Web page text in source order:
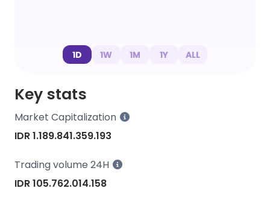
1D 1W 1M 1Y ALL
Key stats
Market Capitalization
IDR 1.189.841.359.193
Trading volume 24H
IDR 105.762.014.158